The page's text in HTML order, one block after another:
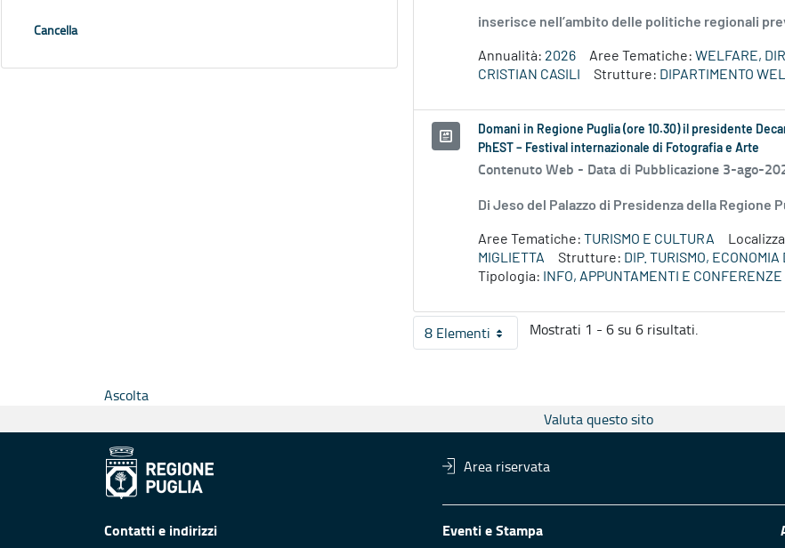
Cancella inserisce nell’ambito delle politiche regionali
Annualità: 2026 Aree Tematiche: WELFARE,
CRISTIAN CASILI
Strutture: DIPARTIMENTO
Domani in Regione Puglia (ore 10.30) il presidente
PhEST – Festival internazionale di Fotografia e Arte
Contenuto Web - Data di Pubblicazione 3-ago-
Di Jeso del Palazzo di Presidenza della Regione
Aree Tematiche: TURISMO E CULTURA
MIGLIETTA
Strutture: DIP. TURISMO,
Tipologia:
INFO, APPUNTAMENTI E CONFERENZE
8 ElementiPer pagina
Mostrati 1 - 6 su 6 risultati.
Ascolta
Valuta questo sito
Area riservata
Contatti e indirizzi Eventi e Stampa